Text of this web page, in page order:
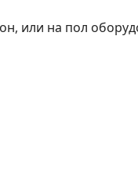
или на пол